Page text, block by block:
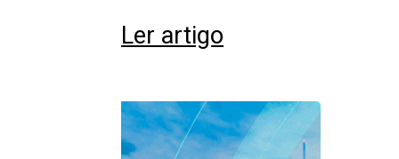
Ler artigo